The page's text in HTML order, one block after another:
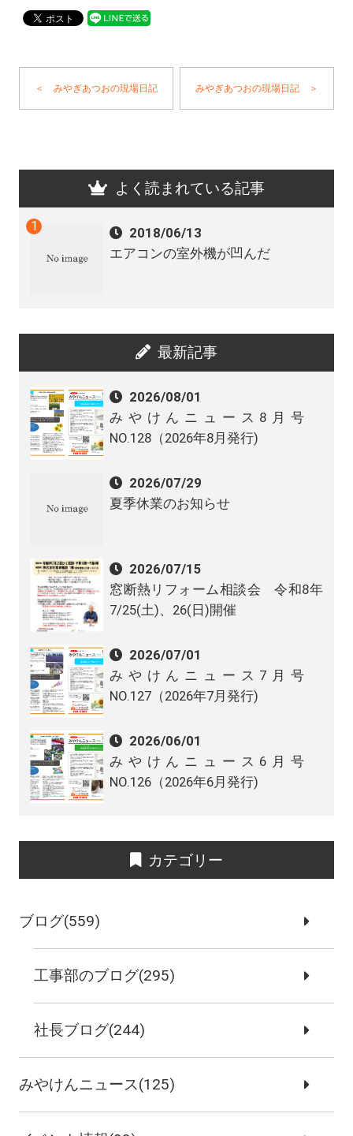
＜ みやぎあつおの現場日記 みやぎあつおの現場日記 ＞
よく読まれている記事
2018/06/13
エアコンの室外機が凹んだ
最新記事
2026/08/01
みやけんニュース8月号
NO.128（2026年8月発行)
2026/07/29
夏季休業のお知らせ
2026/07/15
窓断熱リフォーム相談会 令和8年
7/25(土)、26(日)開催
2026/07/01
みやけんニュース7月号
NO.127（2026年7月発行)
2026/06/01
みやけんニュース6月号
NO.126（2026年6月発行)
カテゴリー
ブログ(559)
工事部のブログ(295)
社長ブログ(244)
みやけんニュース(125)